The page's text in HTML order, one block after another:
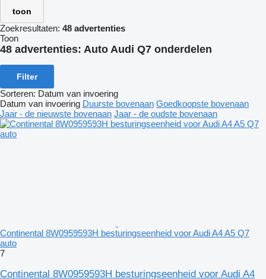
toon
Zoekresultaten: 48 advertenties
Toon
48 advertenties: Auto Audi Q7 onderdelen
Filter
Sorteren: Datum van invoering
Datum van invoering Duurste bovenaan Goedkoopste bovenaan
Jaar - de nieuwste bovenaan Jaar - de oudste bovenaan
Continental 8W0959593H besturingseenheid voor Audi A4 A5 Q7
auto
7
Continental 8W0959593H besturingseenheid voor Audi A4